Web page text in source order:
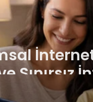
Sınırsız